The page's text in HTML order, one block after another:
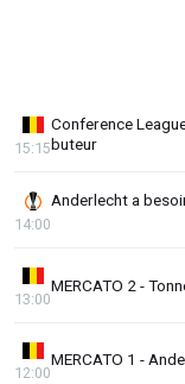
Conference
buteur
15:15
Anderlecht a
14:00
MERCATO 2 -
13:00
MERCATO 1 -
12:00